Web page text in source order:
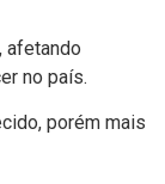
, afetando
no país.
porém mais